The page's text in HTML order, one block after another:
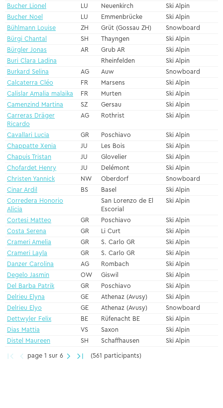
Bucher Lionel
LU Neuenkirch
Ski Alpin
Bucher Noel
LU Emmenbrücke
Ski Alpin
Bühlmann Louise
ZH Grüt (Gossau ZH)
Snowboard
Bürgi Chantal
SH Thayngen
Ski Alpin
Bürgler Jonas
AR Grub AR
Ski Alpin
Buri Clara Ladina
Rheinfelden
Ski Alpin
Burkard Selina
AG Auw
Snowboard
Calcaterra Cléo
FR Marsens
Ski Alpin
Calislar Amalia malaika
FR Murten
Ski Alpin
Camenzind Martina
SZ Gersau
Ski Alpin
Carreras Dräger
Ricardo
AG Rothrist Ski Alpin
Cavallari Lucia GR Poschiavo
Ski Alpin
Chappatte Xenia
JU Les Bois
Ski Alpin
Chapuis Tristan
JU Glovelier
Ski Alpin
Chofardet Henry
JU Delémont
Ski Alpin
Christen Yannick
NW Oberdorf
Snowboard
Cinar Ardil
BS Basel
Ski Alpin
Corredera Honorio
Alicia
San Lorenzo de El
Escorial
Ski Alpin
Cortesi Matteo GR Poschiavo
Ski Alpin
Costa Serena
GR Li Curt
Ski Alpin
Crameri Amelia
GR S. Carlo GR
Ski Alpin
Crameri Layla
GR S. Carlo GR
Ski Alpin
Danzer Carolina
AG Rombach
Ski Alpin
Degelo Jasmin
OW Giswil
Ski Alpin
Del Barba Patrik
GR Poschiavo
Ski Alpin
Delrieu Elyna
GE Athenaz (Avusy)
Ski Alpin
Delrieu Elyo
GE Athenaz (Avusy)
Snowboard
Dettwyler Felix
BE Rüfenacht BE
Ski Alpin
Dias Mattia
VS Saxon
Ski Alpin
Distel Maureen
SH Schaffhausen
Ski Alpin
page 1 sur 6
(561 participants)